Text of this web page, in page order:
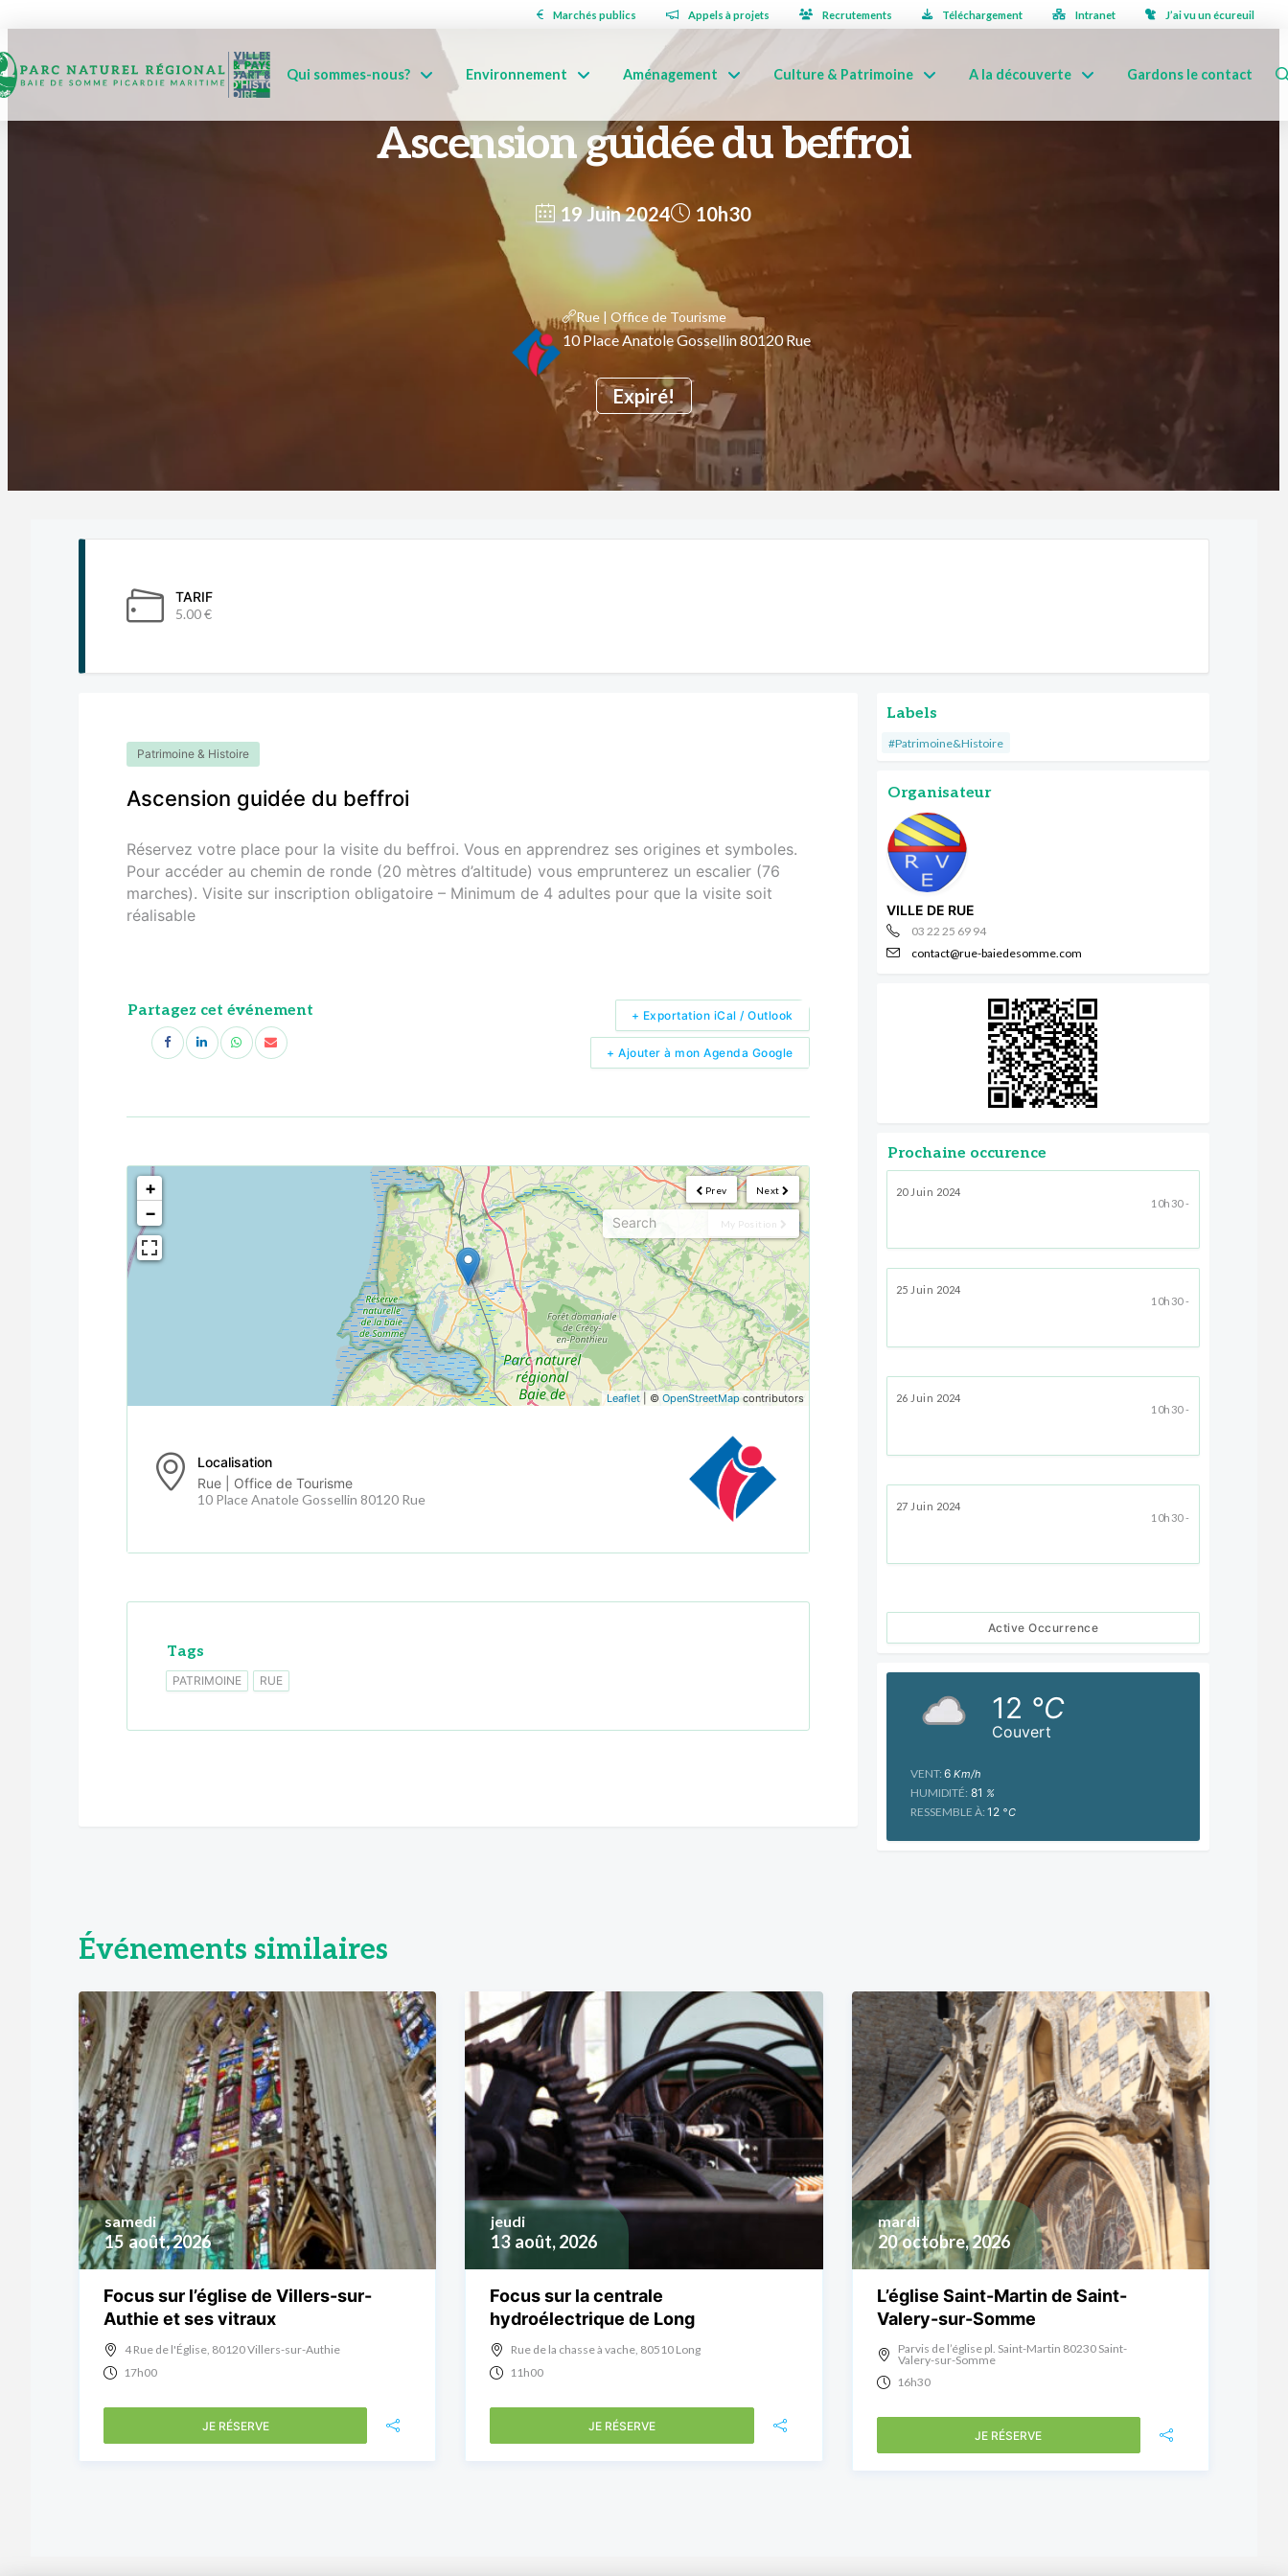
Marchés publics Appels à projets Recrutements Téléchargement Intranet J’ai vu un écureuil
Qui sommes-nous? Environnement Aménagement Culture & Patrimoine A la découverte Gardons le contact
Ascension guidée du beffroi
19 Juin 2024
Expiré!
10h30
Rue | Office de Tourisme
10 Place Anatole Gossellin 80120 Rue
TARIF
5.00 €
Patrimoine & Histoire
Ascension guidée du beffroi
Réservez votre place pour la visite du beffroi. Vous en apprendrez ses origines et symboles.
Pour accéder au chemin de ronde (20 mètres d’altitude) vous emprunterez un escalier (76
marches). Visite sur inscription obligatoire – Minimum de 4 adultes pour que la visite soit
réalisable
Partagez cet événement
+ Ajouter à mon Agenda Google
+ Exportation iCal / Outlook
Next
Prev
My Position
<!---->
+
−
Leaflet| © OpenStreetMapcontributors
Localisation
Rue | Office de Tourisme
10 Place Anatole Gossellin 80120 Rue
Tags
PATRIMOINE RUE
Labels
#Patrimoine&Histoire
Organisateur
VILLE DE RUE
03 22 25 69 94
contact@rue-baiedesomme.com
Prochaine occurence
20 Juin 2024
10h30 -
25 Juin 2024
10h30 -
26 Juin 2024
10h30 -
27 Juin 2024
10h30 -
Active Occurrence
Couvert
12 °C
VENT: 6Km/h
HUMIDITÉ: 81 %
RESSEMBLE À: 12°C
Événements similaires
15 août, 2026
samedi
Focus sur l’église de Villers-sur-
Authie et ses vitraux
4 Rue de l'Église, 80120 Villers-sur-Authie
17h00
JE RÉSERVE
13 août, 2026
jeudi
Focus sur la centrale
hydroélectrique de Long
Rue de la chasse à vache, 80510 Long
11h00
JE RÉSERVE
20 octobre, 2026
mardi
L’église Saint-Martin de Saint-
Valery-sur-Somme
Parvis de l’église pl. Saint-Martin 80230 Saint-
Valery-sur-Somme
16h30
JE RÉSERVE